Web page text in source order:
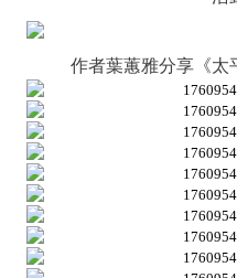
作者葉蕙雅分享《太